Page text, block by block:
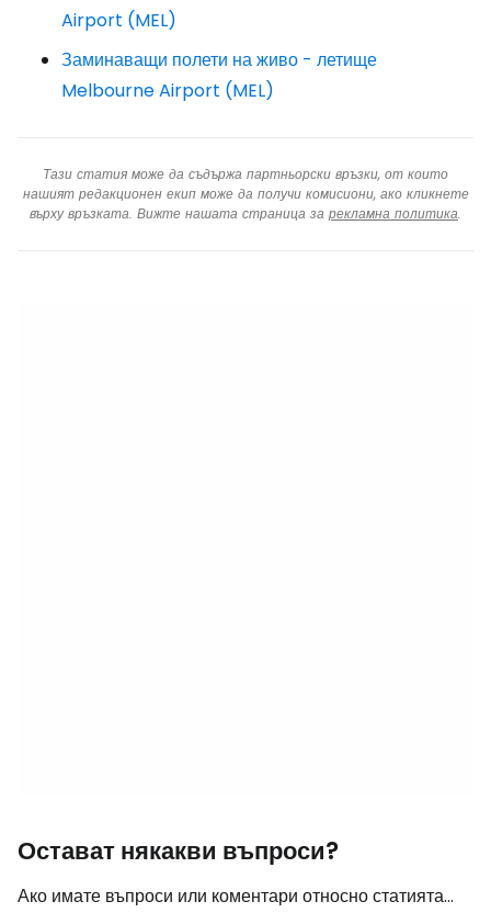
Airport (MEL)
Заминаващи полети на живо - летище
Melbourne Airport (MEL)
Тази статия може да съдържа партньорски връзки, от които
нашият редакционен екип може да получи комисиони, ако кликнете
върху връзката. Вижте нашата страница за рекламна политика.
Остават някакви въпроси?
Ако имате въпроси или коментари относно статията...